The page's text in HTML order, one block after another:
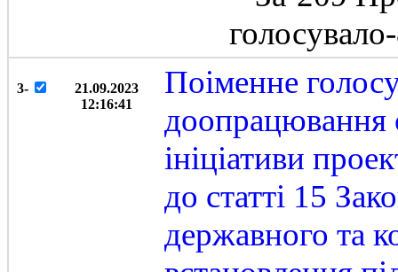
3-
21.09.2023
12:16:41
Поіменне
доопрацювання
ініціативи
до статті 15
державного та